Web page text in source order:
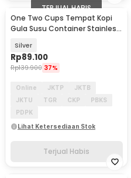
TERJUAL HABIS
One Two Cups Tempat Kopi
Gula Susu Container Stainless
Silver
Rp89.100
Rp139.900 37%
Online JKTP
JKTB
JKTU
TGR CKP
PBKS
PDPK
Lihat Ketersediaan Stok
Terjual Habis